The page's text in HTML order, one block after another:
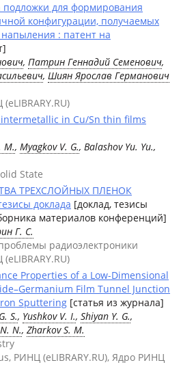
подложки для формирования
конфигурации, получаемых
: патент на
, Патрин Геннадий Семенович,
, Шиян Ярослав Германович
in Cu/Sn thin films
M., Myagkov V. G., Balashov Yu. Yu.,
State
ТРЕХСЛОЙНЫХ ПЛЕНОК
доклада [доклад, тезисы
материалов конференций]
Г. С.
радиоэлектроники
Properties of a Low-Dimensional
Film Tunnel Junction
Sputtering [статья из журнала]
S., Yushkov V. I., Shiyan Y. G.,
N., Zharkov S. M.
РИНЦ (eLIBRARY.RU), Ядро РИНЦ